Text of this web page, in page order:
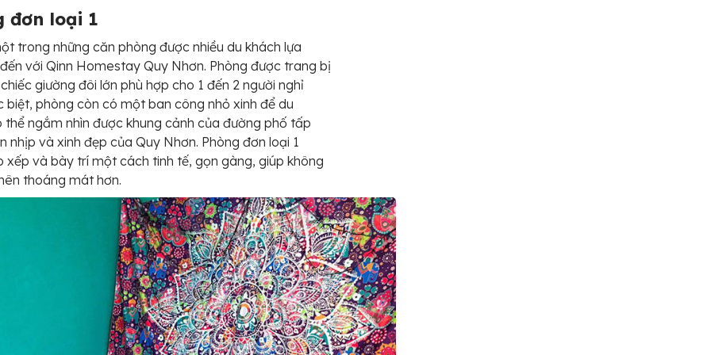
đơn loại 1
trong những căn phòng được nhiều du khách lựa
vớiQinn Homestay Quy Nhơn. Phòng được trang bị
giường đôi lớn phù hợp cho 1 đến 2 người nghỉ
biệt, phòng còn có một ban công nhỏ xinh để du
thể ngắm nhìn được khung cảnh của đường phố tấp
nhịp và xinh đẹp của Quy Nhơn. Phòng đơn loại 1
xếp và bày trí một cách tinh tế, gọn gàng, giúp không
thoáng mát hơn.